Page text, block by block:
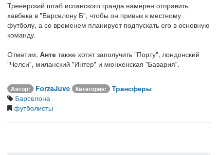
Тренерский штаб испанского гранда намерен отправить
хавбека в "Барселону Б", чтобы он привык к местному
футболу, а со временем планирует подпускать его в основную
команду.
Отметим, Анте также хотят заполучить "Порту", лондонский
"Челси", миланский "Интер" и мюнхенская "Бавария".
Автор: ForzaJuve Категория:
Трансферы
Барселона
футболисты